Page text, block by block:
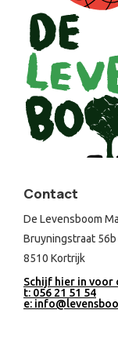
Contact
De Levensboom
Bruyningstraat 56b
8510 Kortrijk
Schijf hier in voor
t: 056 21 51 54
e: